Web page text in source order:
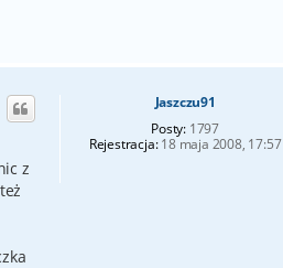
Jaszczu91
Posty: 1797
Rejestracja:18 maja 2008, 17:57
z